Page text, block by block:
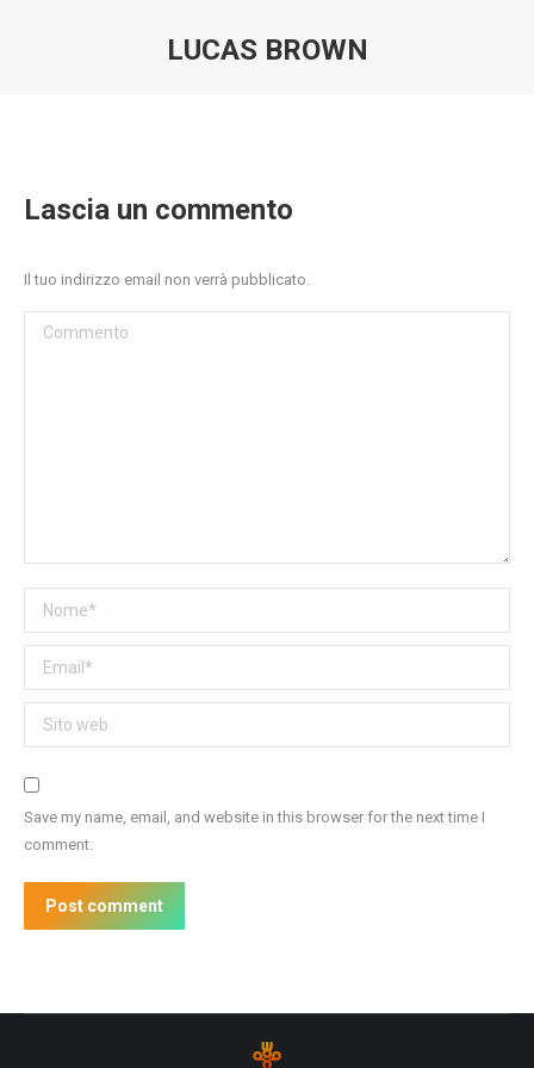
LUCAS BROWN
Lascia un commento
Il tuo indirizzo email non verrà pubblicato.
Commento
Nome *
Email *
Sito web
Save my name, email, and website in this browser for the next time I
comment.
Post comment